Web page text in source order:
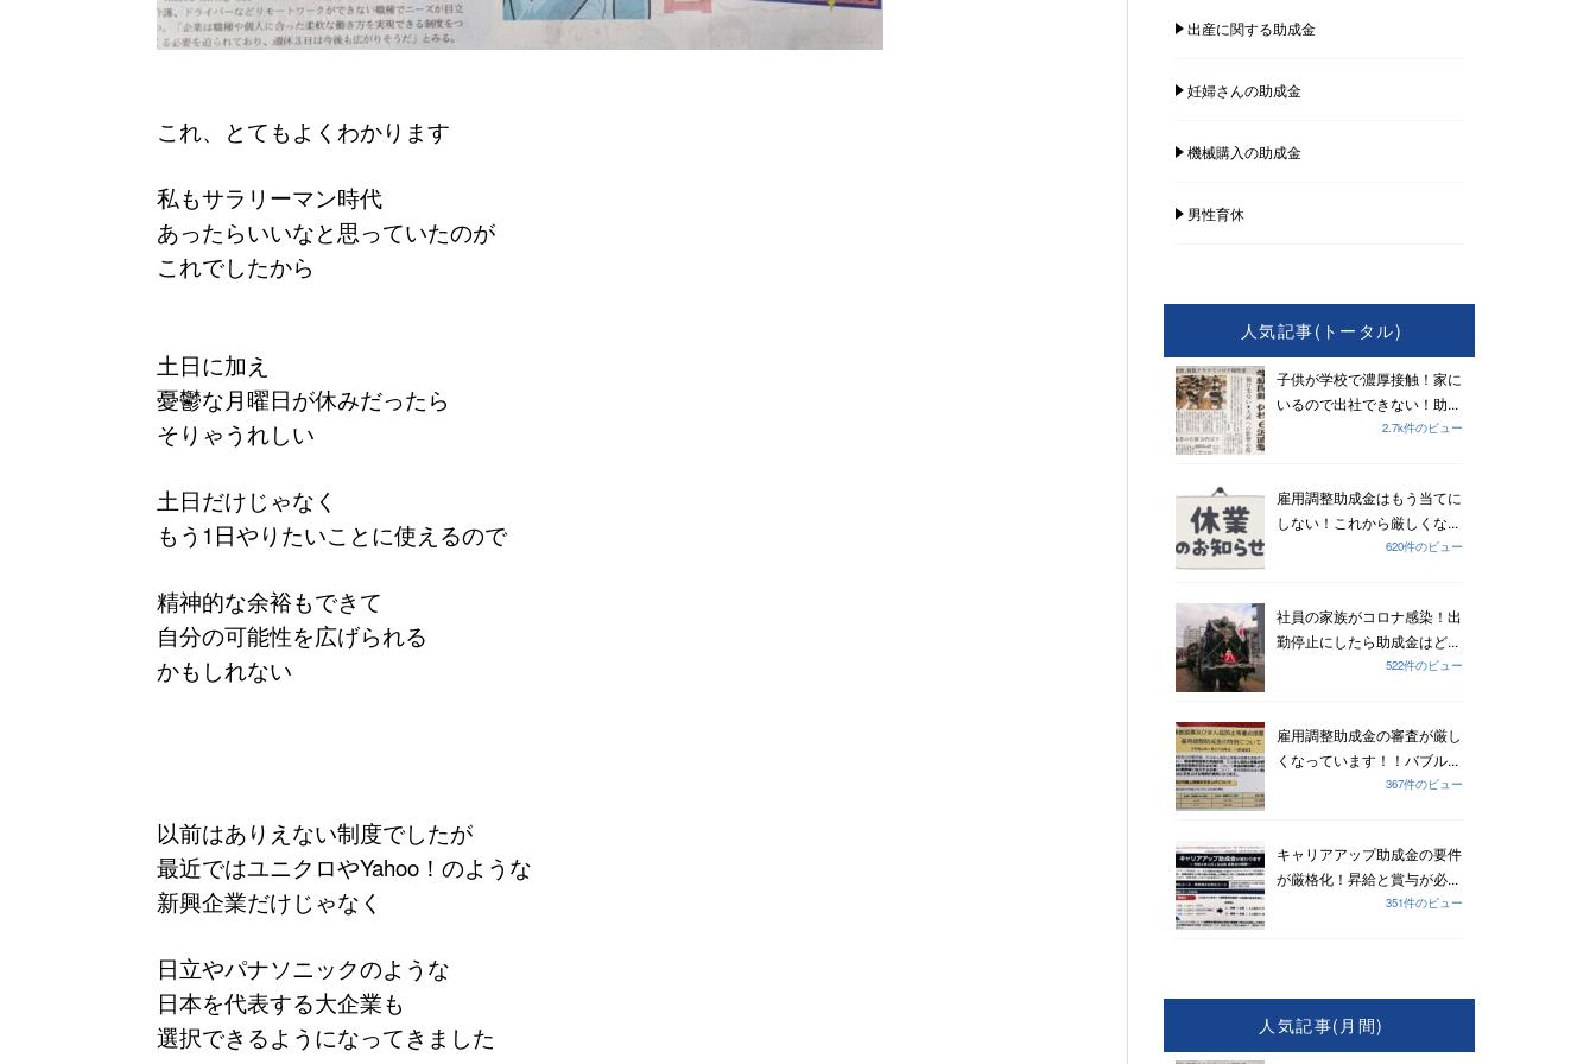
これ、とてもよくわかります
私もサラリーマン時代
あったらいいなと思っていたのが
これでしたから
土日に加え
憂鬱な月曜日が休みだったら
そりゃうれしい
土日だけじゃなく
もう1日やりたいことに使えるので
精神的な余裕もできて
自分の可能性を広げられる
かもしれない
以前はありえない制度でしたが
最近ではユニクロやYahoo！のような
新興企業だけじゃなく
日立やパナソニックのような
日本を代表する大企業も
選択できるようになってきました
出産に関する助成金
妊婦さんの助成金
機械購入の助成金
男性育休
人気記事(トータル)
子供が学校で濃厚接触！家に
いるので出社できない！助...
2.7k件のビュー
雇用調整助成金はもう当てに
しない！これから厳しくな...
620件のビュー
社員の家族がコロナ感染！出
勤停止にしたら助成金はど...
522件のビュー
雇用調整助成金の審査が厳し
くなっています！！バブル...
367件のビュー
キャリアアップ助成金の要件
が厳格化！昇給と賞与が必...
351件のビュー
人気記事(月間)